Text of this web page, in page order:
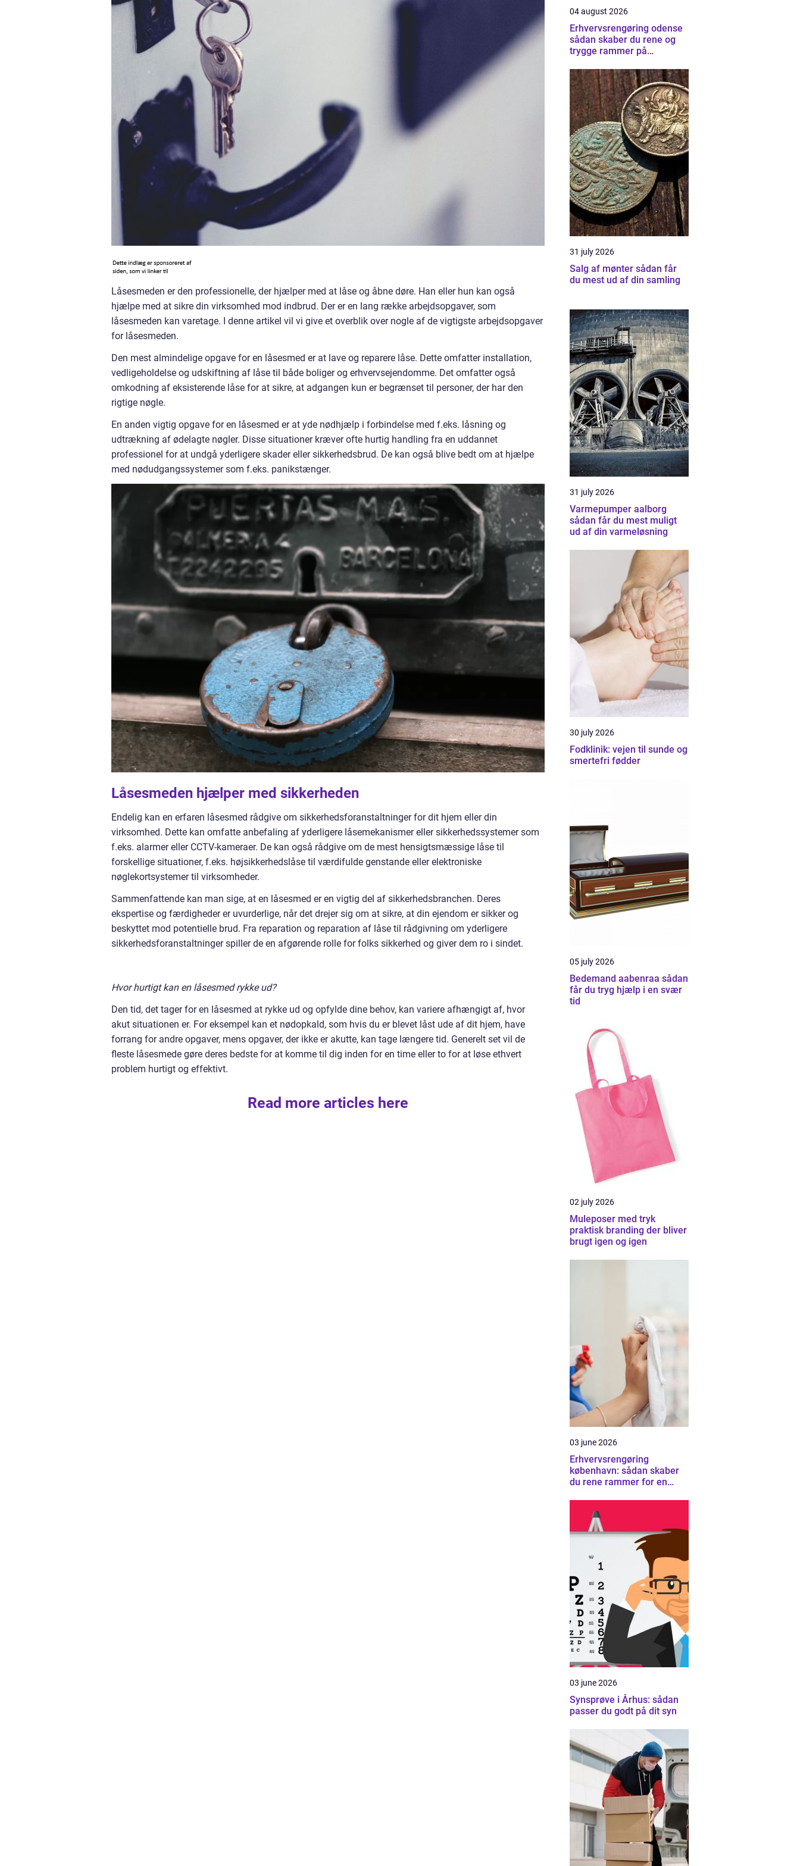
Låsesmeden er den professionelle, der hjælper med at låse og åbne døre. Han eller hun kan også
hjælpe med at sikre din virksomhed mod indbrud. Der er en lang række arbejdsopgaver, som
låsesmeden kan varetage. I denne artikel vil vi give et overblik over nogle af de vigtigste arbejdsopgaver
for låsesmeden.
Den mest almindelige opgave for en låsesmed er at lave og reparere låse. Dette omfatter installation,
vedligeholdelse og udskiftning af låse til både boliger og erhvervsejendomme. Det omfatter også
omkodning af eksisterende låse for at sikre, at adgangen kun er begrænset til personer, der har den
rigtige nøgle.
En anden vigtig opgave for en låsesmed er at yde nødhjælp i forbindelse med f.eks. låsning og
udtrækning af ødelagte nøgler. Disse situationer kræver ofte hurtig handling fra en uddannet
professionel for at undgå yderligere skader eller sikkerhedsbrud. De kan også blive bedt om at hjælpe
med nødudgangssystemer som f.eks. panikstænger.
Låsesmeden hjælper med sikkerheden
Endelig kan en erfaren låsesmed rådgive om sikkerhedsforanstaltninger for dit hjem eller din
virksomhed. Dette kan omfatte anbefaling af yderligere låsemekanismer eller sikkerhedssystemer som
f.eks. alarmer eller CCTV-kameraer. De kan også rådgive om de mest hensigtsmæssige låse til
forskellige situationer, f.eks. højsikkerhedslåse til værdifulde genstande eller elektroniske
nøglekortsystemer til virksomheder.
Sammenfattende kan man sige, at en låsesmed er en vigtig del af sikkerhedsbranchen. Deres
ekspertise og færdigheder er uvurderlige, når det drejer sig om at sikre, at din ejendom er sikker og
beskyttet mod potentielle brud. Fra reparation og reparation af låse til rådgivning om yderligere
sikkerhedsforanstaltninger spiller de en afgørende rolle for folks sikkerhed og giver dem ro i sindet.
Hvor hurtigt kan en låsesmed rykke ud?
Den tid, det tager for en låsesmed at rykke ud og opfylde dine behov, kan variere afhængigt af, hvor
akut situationen er. For eksempel kan et nødopkald, som hvis du er blevet låst ude af dit hjem, have
forrang for andre opgaver, mens opgaver, der ikke er akutte, kan tage længere tid. Generelt set vil de
fleste låsesmede gøre deres bedste for at komme til dig inden for en time eller to for at løse ethvert
problem hurtigt og effektivt.
Read more articles here
04 august 2026
Erhvervsrengøring odense
sådan skaber du rene og
trygge rammer på
31 july 2026
Salg af mønter sådan får
du mest ud af din samling
31 july 2026
Varmepumper aalborg
sådan får du mest muligt
ud af din varmeløsning
30 july 2026
Fodklinik: vejen til sunde og
smertefri fødder
05 july 2026
Bedemand aabenraa sådan
får du tryg hjælp i en svær
tid
02 july 2026
Muleposer med tryk
praktisk branding der bliver
brugt igen og igen
03 june 2026
Erhvervsrengøring
københavn: sådan skaber
du rene rammer for en
03 june 2026
Synsprøve i Århus: sådan
passer du godt på dit syn